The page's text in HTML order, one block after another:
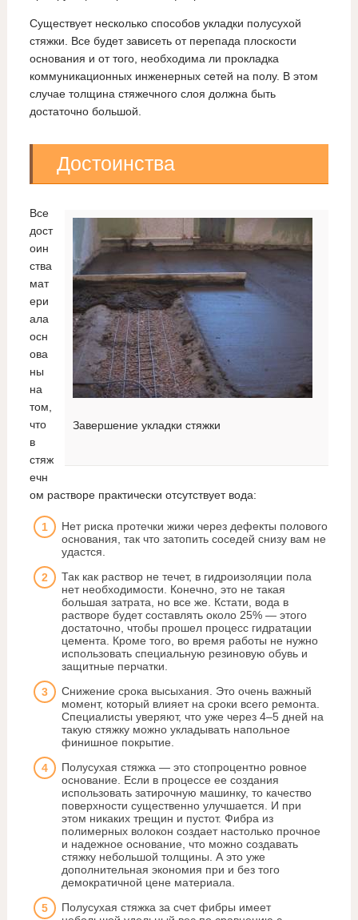
Существует несколько способов укладки полусухой
стяжки. Все будет зависеть от перепада плоскости
основания и от того, необходима ли прокладка
коммуникационных инженерных сетей на полу. В этом
случае толщина стяжечного слоя должна быть
достаточно большой.
Достоинства
Завершение укладки стяжки
Все
дост
оин
ства
мат
ери
ала
осн
ова
ны
на
том,
что
в
стяж
ечн
ом растворе практически отсутствует вода:
Нет риска протечки жижи через дефекты полового
основания, так что затопить соседей снизу вам не
удастся.
Так как раствор не течет, в гидроизоляции пола
нет необходимости. Конечно, это не такая
большая затрата, но все же. Кстати, вода в
растворе будет составлять около 25% — этого
достаточно, чтобы прошел процесс гидратации
цемента. Кроме того, во время работы не нужно
использовать специальную резиновую обувь и
защитные перчатки.
Снижение срока высыхания. Это очень важный
момент, который влияет на сроки всего ремонта.
Специалисты уверяют, что уже через 4–5 дней на
такую стяжку можно укладывать напольное
финишное покрытие.
Полусухая стяжка — это стопроцентно ровное
основание. Если в процессе ее создания
использовать затирочную машинку, то качество
поверхности существенно улучшается. И при
этом никаких трещин и пустот. Фибра из
полимерных волокон создает настолько прочное
и надежное основание, что можно создавать
стяжку небольшой толщины. А это уже
дополнительная экономия при и без того
демократичной цене материала.
Полусухая стяжка за счет фибры имеет